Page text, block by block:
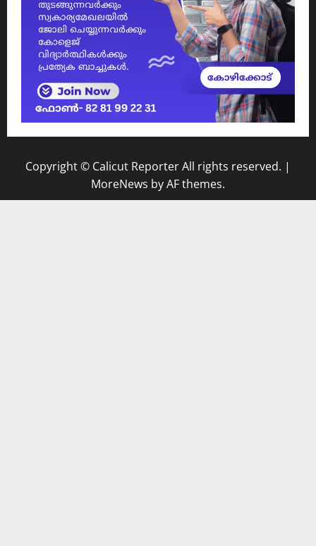
Copyright © Calicut Reporter All rights reserved. |
MoreNews by AF themes.